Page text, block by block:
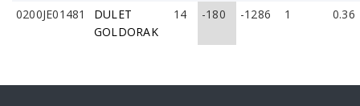
0200JE01481
DULET
GOLDORAK
14 -180 -1286 1 0.36